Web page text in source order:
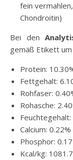
fein
Chondroitin)
Bei den
gemäß Etikett um
Protein:
Fettgehalt:
Rohfaser:
Rohasche:
Calcium: 0.22%
Phosphor:
Kcal/kg: